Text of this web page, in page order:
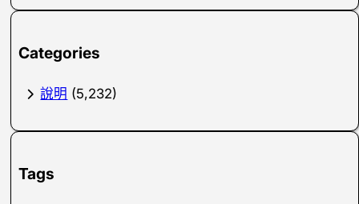
Categories
說明 (5,232)
Tags